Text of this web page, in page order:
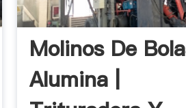
Molinos De
Alumina |